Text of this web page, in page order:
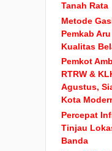
Tanah Rata
Metode
Pemkab
Kualitas
Pemkot
RTRW &
Agustus,
Kota
Percepat
Tinjau
Banda